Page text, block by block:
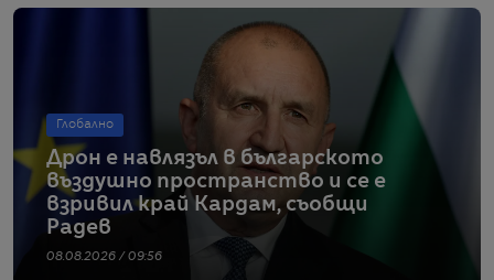
Глобално
Дрон е навлязъл в българското
въздушно пространство и се е
взривил край Кардам, съобщи
Радев
08.08.2026 / 09:56